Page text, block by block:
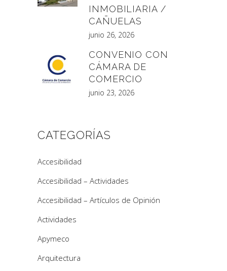
INMOBILIARIA /
CAÑUELAS
junio 26, 2026
CONVENIO CON
CÁMARA DE
COMERCIO
junio 23, 2026
CATEGORÍAS
Accesibilidad
Accesibilidad – Actividades
Accesibilidad – Artículos de Opinión
Actividades
Apymeco
Arquitectura